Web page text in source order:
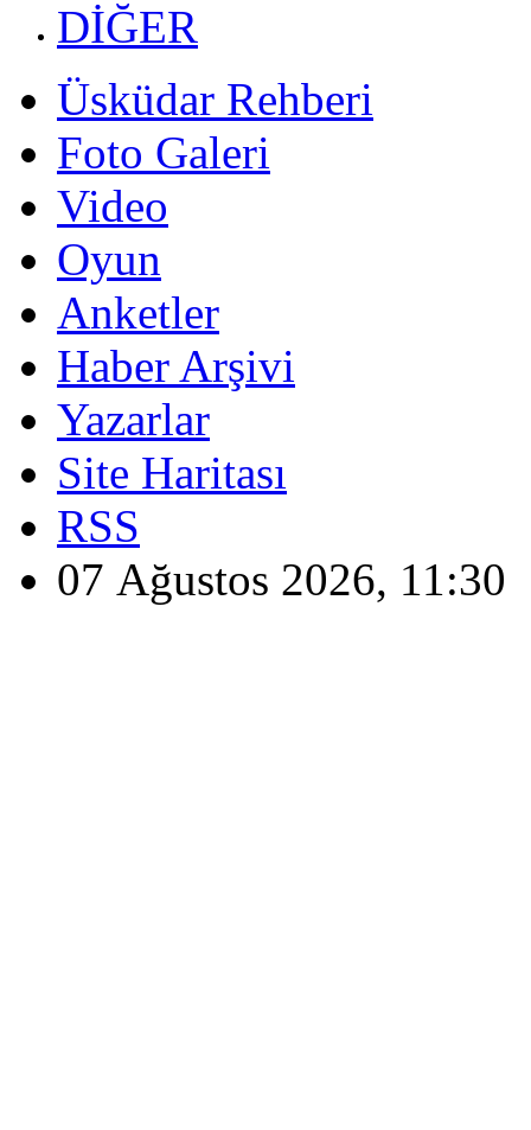
DİĞER
Üsküdar Rehberi
Foto Galeri
Video
Oyun
Anketler
Haber Arşivi
Yazarlar
Site Haritası
RSS
07 Ağustos 2026, 11:30